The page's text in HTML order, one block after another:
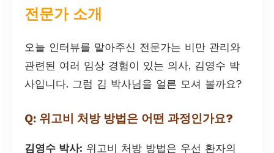
전문가 소개
오늘 인터뷰를 맡아주신 전문가는 비만 관리와
관련된 여러 임상 경험이 있는 의사, 김영수 박
사입니다. 그럼 김 박사님을 얼른 모셔 볼까요?
Q: 위고비 처방 방법은 어떤 과정인가요?
김영수 박사: 위고비 처방 방법은 우선 환자의